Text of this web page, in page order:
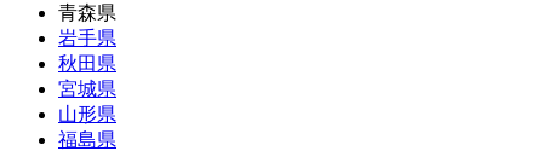
青森県
岩手県
秋田県
宮城県
山形県
福島県